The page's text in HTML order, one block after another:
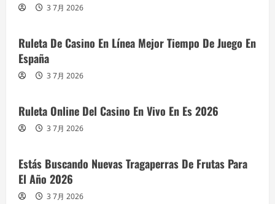
3 7月 2026
Ruleta De Casino En Línea Mejor Tiempo De Juego En
España
3 7月 2026
Ruleta Online Del Casino En Vivo En Es 2026
3 7月 2026
Estás Buscando Nuevas Tragaperras De Frutas Para
El Año 2026
3 7月 2026